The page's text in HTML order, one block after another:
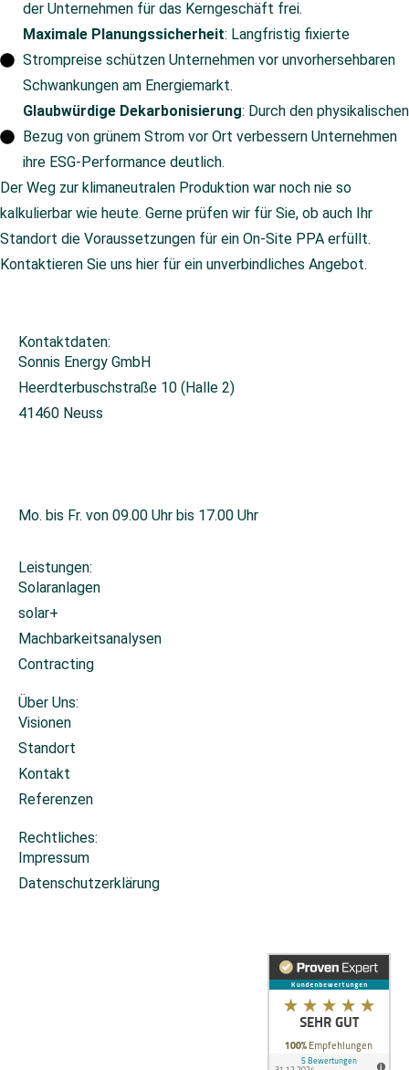
der Unternehmen für das Kerngeschäft frei.
Maximale Planungssicherheit: Langfristig fixierte
Strompreise schützen Unternehmen vor unvorhersehbaren
Schwankungen am Energiemarkt.
Glaubwürdige Dekarbonisierung: Durch den physikalischen
Bezug von grünem Strom vor Ort verbessern Unternehmen
ihre ESG-Performance deutlich.
Der Weg zur klimaneutralen Produktion war noch nie so
kalkulierbar wie heute. Gerne prüfen wir für Sie, ob auch Ihr
Standort die Voraussetzungen für ein On-Site PPA erfüllt.
Kontaktieren Sie uns hier für ein unverbindliches Angebot.
Kontaktdaten:
Sonnis Energy GmbH
Heerdterbuschstraße 10 (Halle 2)
41460 Neuss
Mo. bis Fr. von 09.00 Uhr bis 17.00 Uhr
Leistungen:
Solaranlagen
solar+
Machbarkeitsanalysen
Contracting
Über Uns:
Visionen
Standort
Kontakt
Referenzen
Rechtliches:
Impressum
Datenschutzerklärung